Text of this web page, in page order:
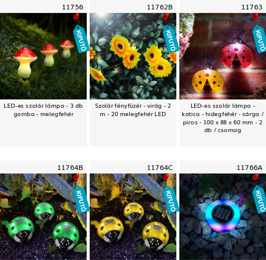
11756
LED-es szolár lámpa - 3 db
gomba - melegfehér
11762B
Szolár fényfüzér - virág - 2
m - 20 melegfehér LED
11763
LED-es szolár lámpa -
katica - hidegfehér - sárga /
piros - 100 x 88 x 60 mm - 2
db / csomag
11764B 11764C 11766A